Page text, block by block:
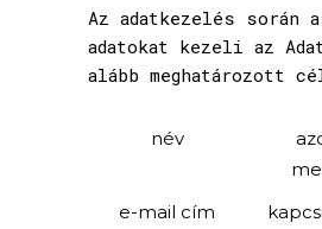
Az adatkezelés során
adatokat kezeli az
alább meghatározott
név
e-mail cím